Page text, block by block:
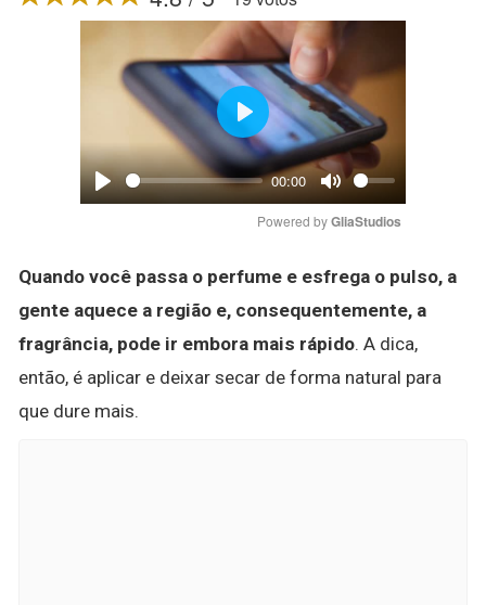
Play
00:00
Mute
Play
Powered by GliaStudios
Quando você passa o perfume e esfrega o pulso, a
gente aquece a região e, consequentemente, a
fragrância, pode ir embora mais rápido. A dica,
então, é aplicar e deixar secar de forma natural para
que dure mais.